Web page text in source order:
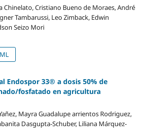
Chinelato, Cristiano Bueno de Moraes, André
Tambarussi, Leo Zimback, Edwin
Seizo Mori
Endospor 33® a dosis 50% de
fosfatado en agricultura
Mayra Guadalupe arrientos Rodriguez,
Dasgupta-Schuber, Liliana Márquez-